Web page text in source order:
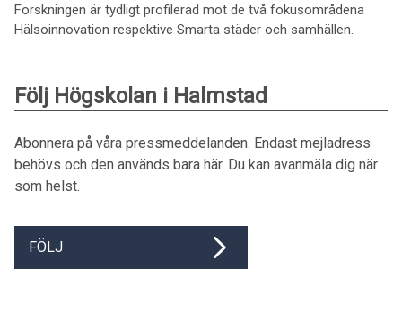
Forskningen är tydligt profilerad mot de två fokusområdena
Hälsoinnovation respektive Smarta städer och samhällen.
Följ Högskolan i Halmstad
Abonnera på våra pressmeddelanden. Endast mejladress
behövs och den används bara här. Du kan avanmäla dig när
som helst.
FÖLJ